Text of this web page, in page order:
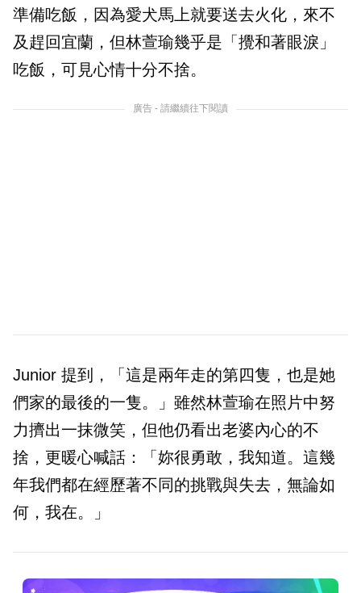
準備吃飯，因為愛犬馬上就要送去火化，來不
及趕回宜蘭，但林萱瑜幾乎是「攪和著眼淚」
吃飯，可見心情十分不捨。
廣告 - 請繼續往下閱讀
Junior 提到，「這是兩年走的第四隻，也是她
們家的最後的一隻。」雖然林萱瑜在照片中努
力擠出一抹微笑，但他仍看出老婆內心的不
捨，更暖心喊話：「妳很勇敢，我知道。這幾
年我們都在經歷著不同的挑戰與失去，無論如
何，我在。」